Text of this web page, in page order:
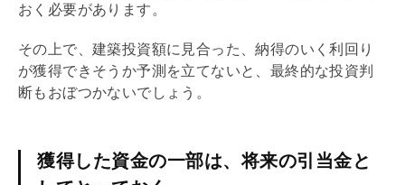
おく必要があります。
その上で、建築投資額に見合った、納得のいく利回り
が獲得できそうか予測を立てないと、最終的な投資判
断もおぼつかないでしょう。
獲得した資金の一部は、将来の引当金と